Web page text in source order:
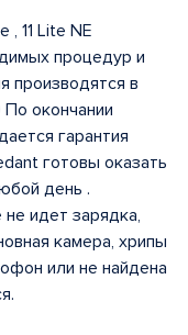
, 11 Lite NE
процедур и
производятся в
окончании
гарантия
готовы оказать
день .
идет зарядка,
камера, хрипы
или не найдена